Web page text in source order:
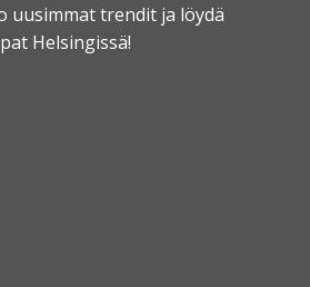
uusimmat trendit ja löydä
Helsingissä!